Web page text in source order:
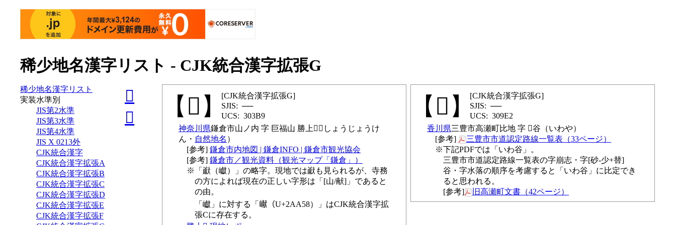
稀少地名漢字リスト - CJK統合漢字拡張G
𰎹
CJK統合漢字拡張G
──
303B9
神奈川県鎌倉市山ノ内 字 巨福山 勝上𰎹
しょうじょうけ
ん
自然地名
鎌倉市内地図 | 鎌倉INFO | 鎌倉市観光協会
鎌倉市／観光資料（観光マップ「鎌倉」）
「巚（巘）」の略字。現地では巚も見られるが、寺務
の方によれば現在の正しい字形は「[山/献]」であると
の由。
「巘」に対する「𪩘（U+2AA58）」はCJK統合漢字拡
張Cに存在する。
𰧢
CJK統合漢字拡張G
──
309E2
香川県三豊市高瀬町比地 字 𰧢谷
いわや
三豊市市道認定路線一覧表（33ページ）
下記PDFでは「いわ谷」。
三豊市市道認定路線一覧表の字崩志・字[砂-少+替]
谷・字水落の順序を考慮すると「いわ谷」に比定でき
ると思われる。
旧高瀬町文書（42ページ）
𰎹
𰧢
稀少地名漢字リスト
実装水準別
JIS第2水準
JIS第3水準
JIS第4水準
JIS X 0213外
CJK統合漢字
CJK統合漢字拡張A
CJK統合漢字拡張B
CJK統合漢字拡張C
CJK統合漢字拡張D
CJK統合漢字拡張E
CJK統合漢字拡張F